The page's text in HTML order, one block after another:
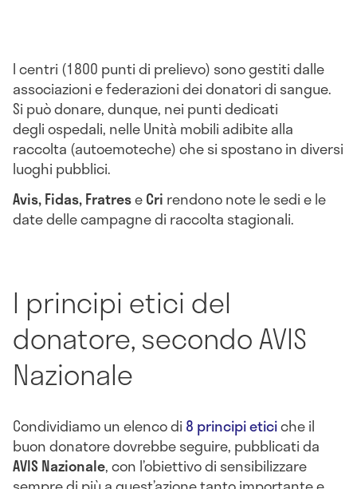
I centri (1800 punti di prelievo) sono gestiti dalle
associazioni e federazioni dei donatori di sangue.
Si può donare, dunque, nei punti dedicati
degli ospedali, nelle Unità mobili adibite alla
raccolta (autoemoteche) che si spostano in diversi
luoghi pubblici.
Avis, Fidas, FratreseCri rendono note le sedi e le
date delle campagne di raccolta stagionali.
I principi etici del
donatore, secondo AVIS
Nazionale
Condividiamo un elenco di 8 principi eticiche il
buon donatore dovrebbe seguire, pubblicati da
AVIS Nazionale, con l’obiettivo di sensibilizzare